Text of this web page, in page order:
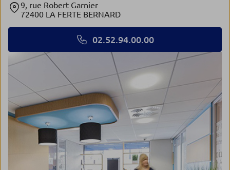
9, rue Robert Garnier
72400 LA FERTE BERNARD
02.52.94.00.00